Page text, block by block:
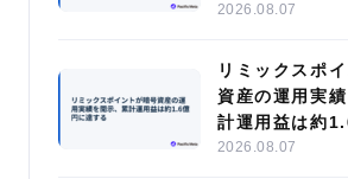
を公表
2026.08.07
リミックスポ
資産の運用実
計運用益は約
する
2026.08.07